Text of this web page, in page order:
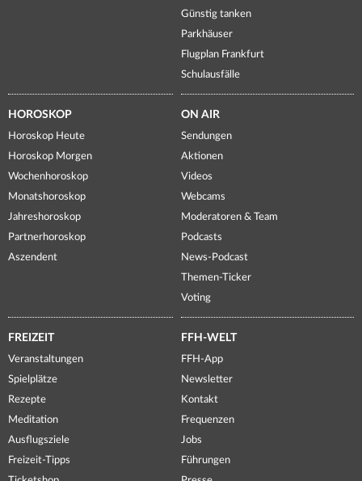
Günstig tanken
Parkhäuser
Flugplan Frankfurt
Schulausfälle
HOROSKOP
Horoskop Heute
Horoskop Morgen
Wochenhoroskop
Monatshoroskop
Jahreshoroskop
Partnerhoroskop
Aszendent
ON AIR
Sendungen
Aktionen
Videos
Webcams
Moderatoren & Team
Podcasts
News-Podcast
Themen-Ticker
Voting
FREIZEIT
Veranstaltungen
Spielplätze
Rezepte
Meditation
Ausflugsziele
Freizeit-Tipps
FFH-WELT
FFH-App
Newsletter
Kontakt
Frequenzen
Jobs
Führungen